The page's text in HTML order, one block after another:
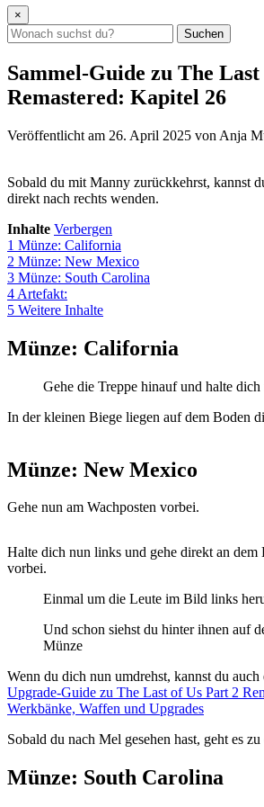
×
Suchen
Sammel-Guide zu The
Remastered: Kapitel 26
Veröffentlicht am 26. April 2025 von Anja
Sobald du mit Manny zurückkehrst, kannst
direkt nach rechts wenden.
Inhalte Verbergen
1 Münze: California
2 Münze: New Mexico
3 Münze: South Carolina
4 Artefakt:
5 Weitere Inhalte
Münze: California
Gehe die Treppe hinauf und halte dich
In der kleinen Biege liegen auf dem Boden
Münze: New Mexico
Gehe nun am Wachposten vorbei.
Halte dich nun links und gehe direkt an
vorbei.
Einmal um die Leute im Bild links
Und schon siehst du hinter ihnen auf
Münze
Wenn du dich nun umdrehst, kannst du
Upgrade-Guide zu The Last of Us Part 2
Werkbänke, Waffen und Upgrades
Sobald du nach Mel gesehen hast, geht es
Münze: South Carolina